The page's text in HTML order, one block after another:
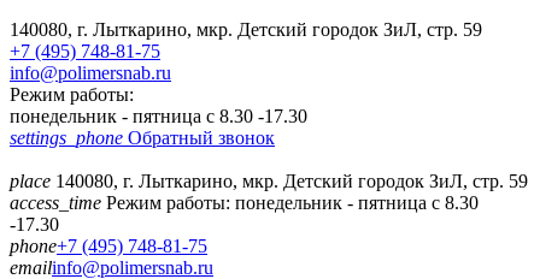
140080, г. Лыткарино, мкр. Детский городок ЗиЛ, стр. 59
+7 (495) 748-81-75
info@polimersnab.ru
Режим работы:
понедельник - пятница с 8.30 -17.30
settings_phone Обратный звонок
place 140080, г. Лыткарино, мкр. Детский городок ЗиЛ, стр. 59
access_time Режим работы: понедельник - пятница с 8.30
-17.30
phone+7 (495) 748-81-75
emailinfo@polimersnab.ru